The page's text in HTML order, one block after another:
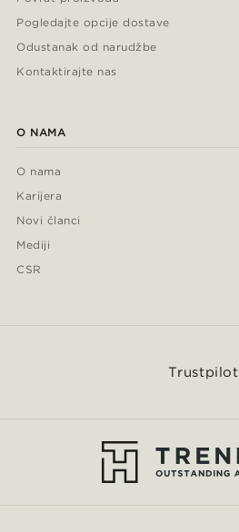
Pogledajte opcije dostave
Odustanak od narudžbe
Kontaktirajte nas
O NAMA
O nama
Karijera
Novi članci
Mediji
CSR
Trustpilot